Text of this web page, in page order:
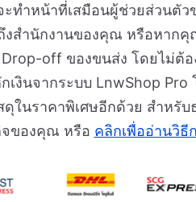
ทำหน้าที่เสมือนผู้ช่วยส่วนตั
งสำนักงานของคุณ หรือหาก
off ของขนส่ง โดยไม่ต้อ
เงินจากระบบ LnwShop
ในราคาพิเศษอีกด้วย สำหรับ
จของคุณ หรือ คลิกเพื่ออ่านวิธี